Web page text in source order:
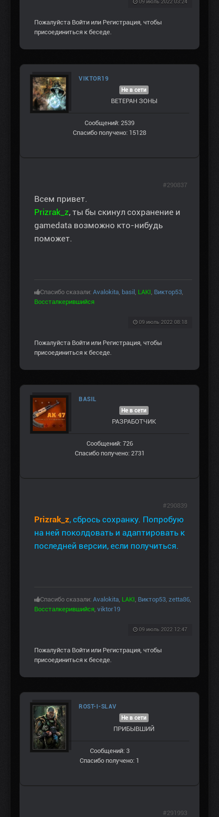
09 июль 2022 03:24
Пожалуйста Войти или Регистрация, чтобы
присоединиться к беседе.
VIKTOR19
Не в сети
ВЕТЕРАН ЗOНЫ
Сообщений: 2539
Спасибо получено: 15128
Всем привет.
Prizrak_z, ты бы скинул сохранение и
gamedata возможно кто-нибудь
поможет.
Спасибо сказали: Avalokita, basil , LAKI, Виктор53,
Воссталкерившийся
09 июль 2022 08:18
#290837
Пожалуйста Войти или Регистрация, чтобы
присоединиться к беседе.
BASIL
Не в сети
РАЗРАБОТЧИК
Сообщений: 726
Спасибо получено: 2731
Prizrak_z, сбрось сохранку. Попробую
на ней поколдовать и адаптировать к
последней версии, если получиться.
Спасибо сказали: Avalokita, LAKI, Виктор53, zetta86,
Воссталкерившийся, viktor19
09 июль 2022 12:47
#290839
Пожалуйста Войти или Регистрация, чтобы
присоединиться к беседе.
ROST-I-SLAV
Не в сети
ПРИБЫВШИЙ
Сообщений: 3
Спасибо получено: 1
#291993